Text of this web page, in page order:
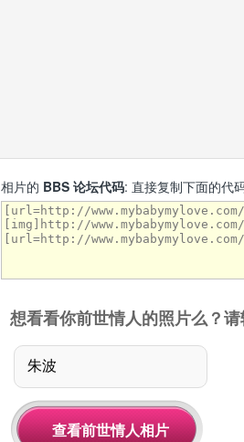
相片的 BBS 论坛代码: 直接复制下面的代
想看看你前世情人的照片么？请